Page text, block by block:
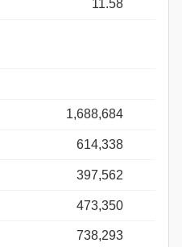
11.58
1,688,684
614,338
397,562
473,350
738,293